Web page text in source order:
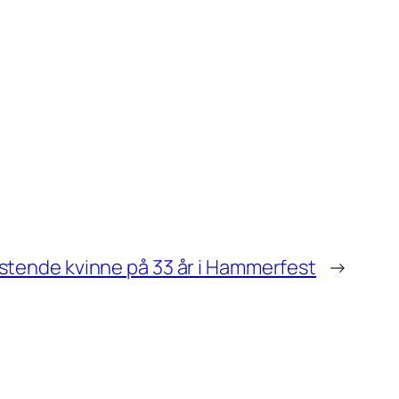
kvinne på 33 år i Hammerfest →